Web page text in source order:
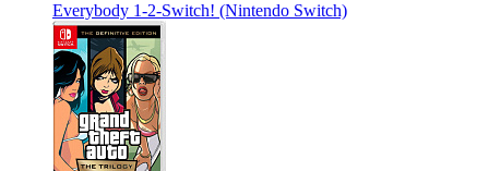
Everybody 1-2-Switch! (Nintendo Switch)